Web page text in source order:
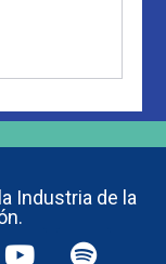
Industria de la